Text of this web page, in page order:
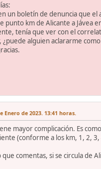
un boletín de denuncia que el
punto km de Alicante a Jávea
tenía que ver con el
¿puede alguien aclararme
Enero de 2023. 13:41 horas.
mayor complicación. Es
(conforme a los km, 1, 2,
que comentas, si se circula de